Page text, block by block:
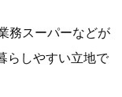
務スーパーなどが
らしやすい立地で